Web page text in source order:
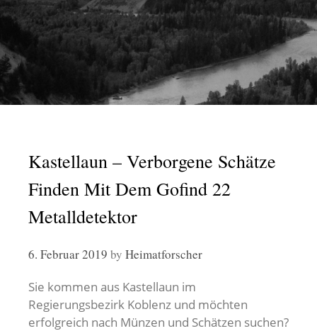
Kastellaun – Verborgene Schätze
Finden Mit Dem Gofind 22
Metalldetektor
6. Februar 2019 by Heimatforscher
Sie kommen aus Kastellaun im
Regierungsbezirk Koblenz und möchten
erfolgreich nach Münzen und Schätzen suchen?